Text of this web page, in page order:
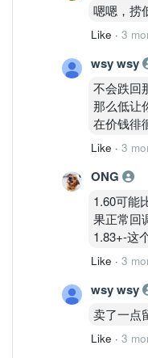
嗯嗯，捞
Like · 3
wsy wsy
不会跌回
那么低让
在价钱徘
Like · 3
ONG
1.60可能
果正常回
1.83+-这
Like · 3
wsy wsy
卖了一点
Like · 3